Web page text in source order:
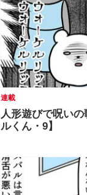
連載
人形遊びで呪い
ルくん・9】